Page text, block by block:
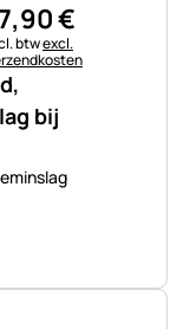
bij
,90€
btwexcl.